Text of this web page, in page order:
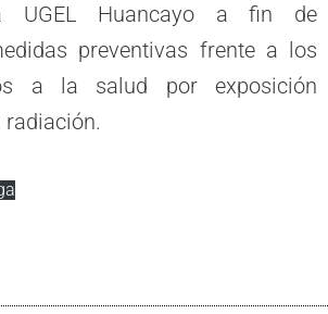
UGEL Huancayo a fin de
preventivas frente a los
a la salud por exposición
radiación.